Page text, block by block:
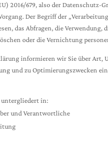
2016/679, also der
Der Begriff der
das Abfragen, die
oder die Vernichtung
informieren wir Sie über Art,
und zu Optimierungszwecken
untergliedert in:
und Verantwortliche